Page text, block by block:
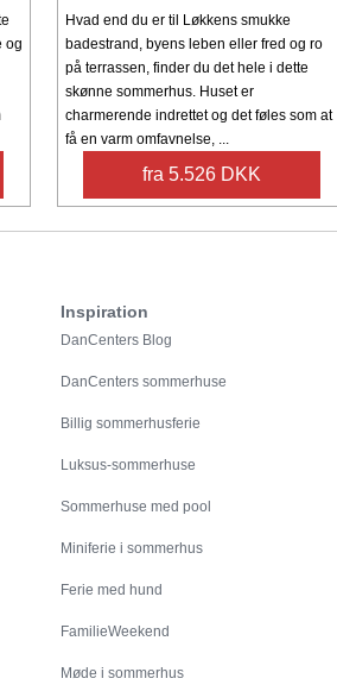
og
Hvad end du er til Løkkens smukke
badestrand, byens leben eller fred og ro
på terrassen, finder du det hele i dette
skønne sommerhus. Huset er
charmerende indrettet og det føles som at
få en varm omfavnelse, ...
fra 5.526 DKK
Inspiration
DanCenters Blog
DanCenters sommerhuse
Billig sommerhusferie
Luksus-sommerhuse
Sommerhuse med pool
Miniferie i sommerhus
Ferie med hund
FamilieWeekend
Møde i sommerhus